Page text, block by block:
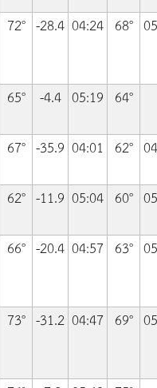
72° -28.4 04:24 68°
65° -4.4 05:19 64°
67° -35.9 04:01 62°
62° -11.9 05:04 60°
66° -20.4 04:57 63°
73° -31.2 04:47 69°